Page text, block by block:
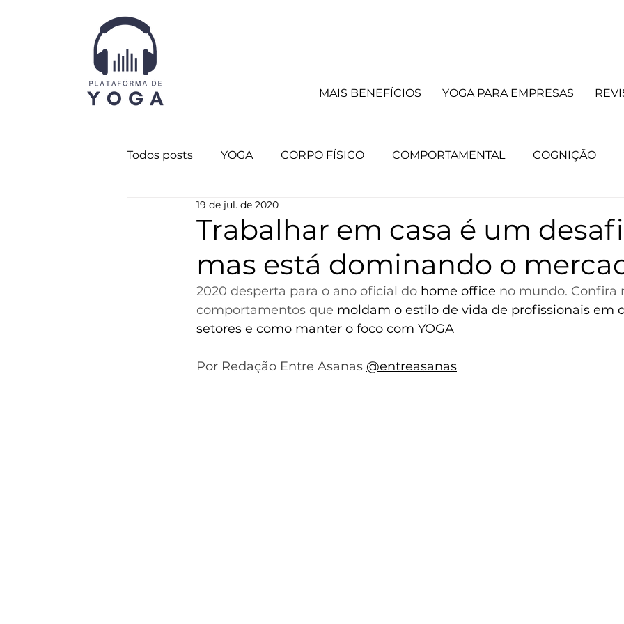
MAIS BENEFÍCIOS YOGA PARA EMPRESAS
Todos posts YOGA CORPO FÍSICO COMPORTAMENTAL COGNIÇÃO
CURADORIA Destaque principal
CORPO SUTIL Destaque mente Lista mente Destaque corpo Lista
Destaque comportamento Lista comportamento
EXCLUSIVO MEMBROS NR1 EM PAUTA
Trabalhar em casa é um
mas está dominando o
19 de jul. de 2020
2020 desperta para o ano oficial do home office no mundo. Confira
comportamentos que moldam o estilo de vida de profissionais em
setores e como manter o foco com YOGA
Por Redação Entre Asanas @entreasanas